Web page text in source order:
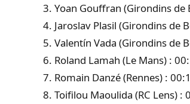
3. Yoan Gouffran (Girondins
4. Jaroslav Plasil (Girondins de
5. Valentín Vada (Girondins de
6. Roland Lamah (Le Mans) :
7. Romain Danzé (Rennes) :
8. Toifilou Maoulida (RC Lens)